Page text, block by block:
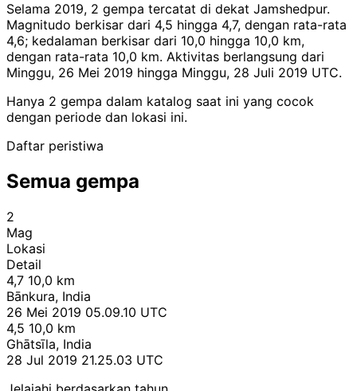
Selama 2019, 2 gempa tercatat di dekat Jamshedpur.
Magnitudo berkisar dari 4,5 hingga 4,7, dengan rata-rata
4,6; kedalaman berkisar dari 10,0 hingga 10,0 km,
dengan rata-rata 10,0 km. Aktivitas berlangsung dari
Minggu, 26 Mei 2019 hingga Minggu, 28 Juli 2019 UTC.
Hanya 2 gempa dalam katalog saat ini yang cocok
dengan periode dan lokasi ini.
Daftar peristiwa
Semua gempa
2
Mag
Lokasi
Detail
4,7 10,0 km
Bānkura, India
26 Mei 2019 05.09.10 UTC
4,5 10,0 km
Ghātsīla, India
28 Jul 2019 21.25.03 UTC